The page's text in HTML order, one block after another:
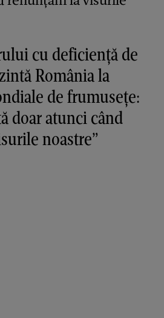
cu deficiență de
România la
de frumusețe:
doar atunci când
noastre”